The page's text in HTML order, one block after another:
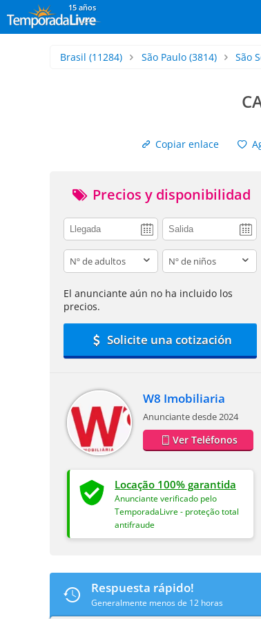
15 años
Brasil (11284) São Paulo(3814) São
Copiar enlace
Precios y disponibilidad
adults children
El anunciante aún no ha incluido los
precios.
Solicite una cotización
W8 Imobiliaria
Anunciante desde 2024
Ver Teléfonos
Locação 100% garantida
Anunciante verificado pelo
TemporadaLivre - proteção total
antifraude
Respuesta rápido!
Generalmente menos de 12 horas